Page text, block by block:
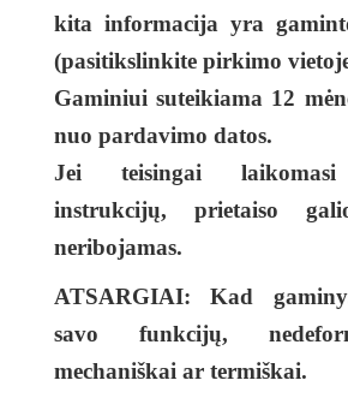
kita informacija yra
(pasitikslinkite pirkimo
Gaminiui suteikiama 12
nuo pardavimo datos.
Jei teisingai laikomasi
instrukcijų, prietaiso
neribojamas.
ATSARGIAI: Kad
savo funkcijų,
mechaniškai ar termiškai.